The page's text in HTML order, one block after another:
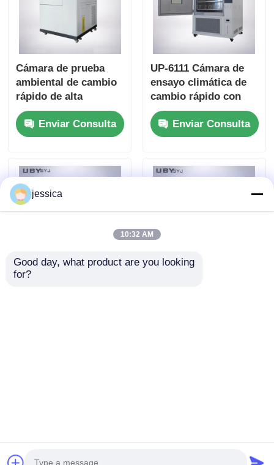
Cámara de prueba
ambiental de cambio
rápido de alta
humedad UP-6111 con
generador de vapor
Enviar Consulta
UP-6111 Cámara de
ensayo climática de
cambio rápido con
transiciones rápidas
de temperatura y
controlador
Enviar Consulta
jessica
10:32 AM
Good day, what product are you looking
for?